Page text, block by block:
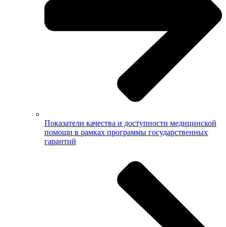
Показатели качества и доступности медицинской
помощи в рамках программы государственных
гарантий